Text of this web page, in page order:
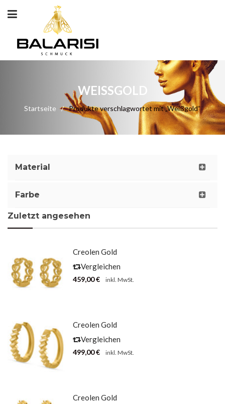
WEISSGOLD
Startseite / Produkte verschlagwortet mit „Weißgold“
Material
Farbe
Zuletzt angesehen
Creolen Gold
Herzen
Vergleichen
459,00€ inkl. MwSt.
Creolen Gold
Ziegel-Optik
Vergleichen
499,00€ inkl. MwSt.
Creolen Gold